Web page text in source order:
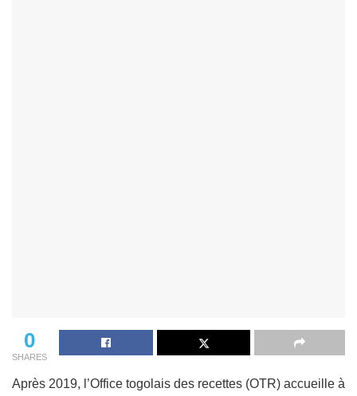
0
SHARES
Après 2019, l’Office togolais des recettes (OTR) accueille à